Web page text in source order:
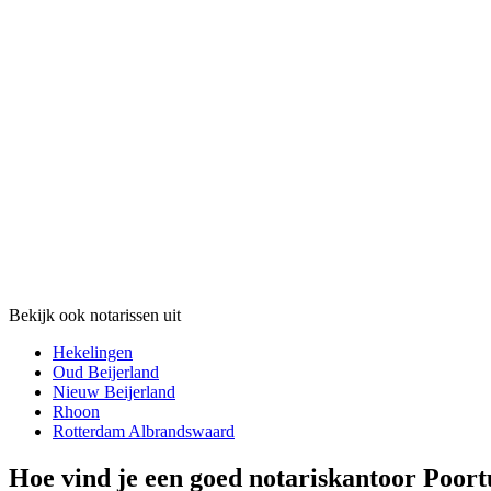
Bekijk ook notarissen uit
Hekelingen
Oud Beijerland
Nieuw Beijerland
Rhoon
Rotterdam Albrandswaard
Hoe vind je een goed notariskantoor